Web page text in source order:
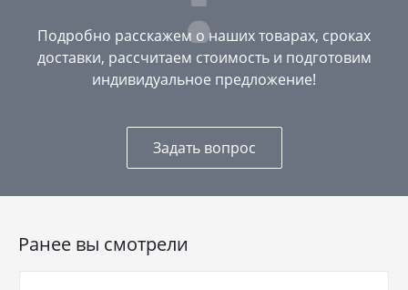
Подробно расскажем о наших товарах, сроках
доставки, рассчитаем стоимость и подготовим
индивидуальное предложение!
Задать вопрос
Ранее вы смотрели